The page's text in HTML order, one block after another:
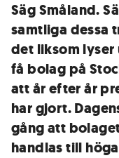
Säg Småland.
samtliga dessa
det liksom
få bolag på
att år efter år
har gjort.
gång att
handlas till